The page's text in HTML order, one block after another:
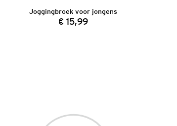
Joggingbroek voor jongens
Prijs:
€ 15,99